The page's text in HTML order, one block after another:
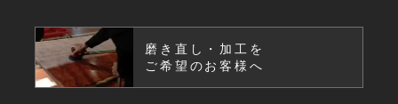
磨き直し・加工を
ご希望のお客様へ